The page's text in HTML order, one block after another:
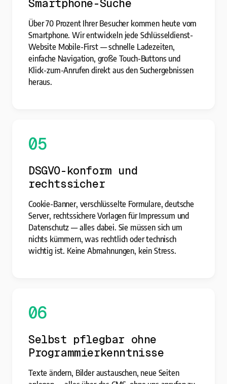
Smartphone-Suche
Über 70 Prozent Ihrer Besucher kommen heute vom
Smartphone. Wir entwickeln jede Schlüsseldienst-
Website Mobile-First — schnelle Ladezeiten,
einfache Navigation, große Touch-Buttons und
Klick-zum-Anrufen direkt aus den Suchergebnissen
heraus.
05
DSGVO-konform und
rechtssicher
Cookie-Banner, verschlüsselte Formulare, deutsche
Server, rechtssichere Vorlagen für Impressum und
Datenschutz — alles dabei. Sie müssen sich um
nichts kümmern, was rechtlich oder technisch
wichtig ist. Keine Abmahnungen, kein Stress.
06
Selbst pflegbar ohne
Programmierkenntnisse
Texte ändern, Bilder austauschen, neue Seiten